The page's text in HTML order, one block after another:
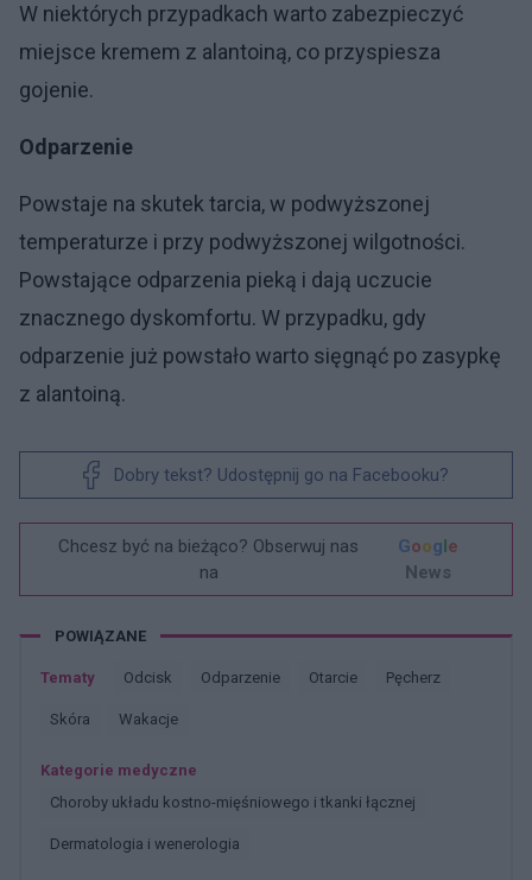
W niektórych przypadkach warto zabezpieczyć
miejsce kremem z alantoiną, co przyspiesza
gojenie.
Odparzenie
Powstaje na skutek tarcia, w podwyższonej
temperaturze i przy podwyższonej wilgotności.
Powstające odparzenia pieką i dają uczucie
znacznego dyskomfortu. W przypadku, gdy
odparzenie już powstało warto sięgnąć po zasypkę
z alantoiną.
Dobry tekst? Udostępnij go na Facebooku?
Chcesz być na bieżąco? Obserwuj nas
na
Google
News
POWIĄZANE
Tematy Odcisk Odparzenie Otarcie Pęcherz
Skóra Wakacje
Kategorie medyczne
Choroby układu kostno-mięśniowego i tkanki łącznej
Dermatologia i wenerologia